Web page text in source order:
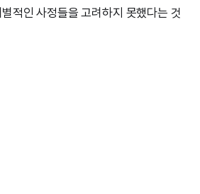
적인 사정들을 고려하지 못했다는 것